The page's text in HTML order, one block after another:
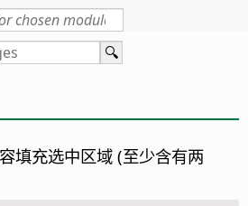
填充选中区域 (至少含有两